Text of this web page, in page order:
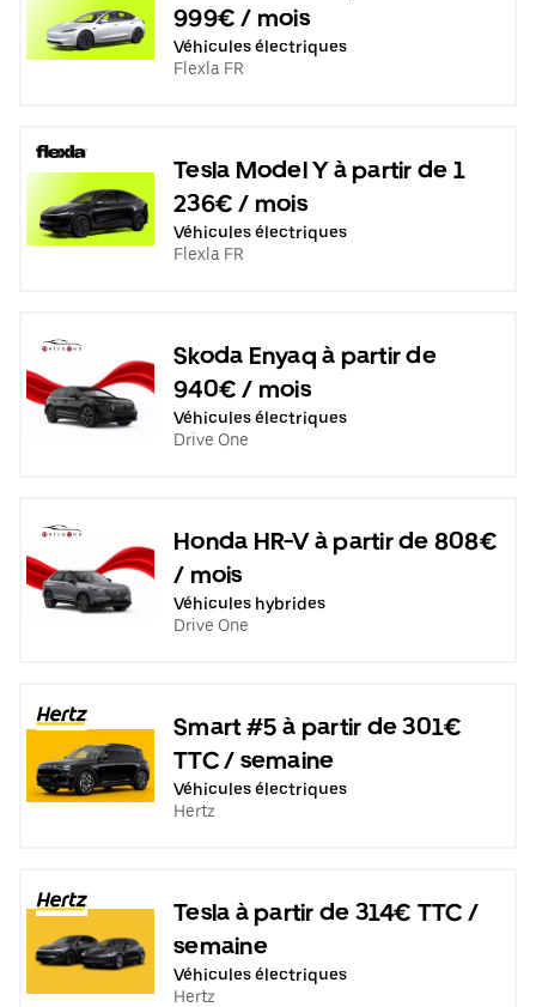
999€ / mois
Véhicules électriques
Flexla FR
Tesla Model Y à partir de 1
236€ / mois
Véhicules électriques
Flexla FR
Skoda Enyaq à partir de
940€ / mois
Véhicules électriques
Drive One
Honda HR-V à partir de 808€
/ mois
Véhicules hybrides
Drive One
Smart #5 à partir de 301€
TTC / semaine
Véhicules électriques
Hertz
Tesla à partir de 314€ TTC /
semaine
Véhicules électriques
Hertz